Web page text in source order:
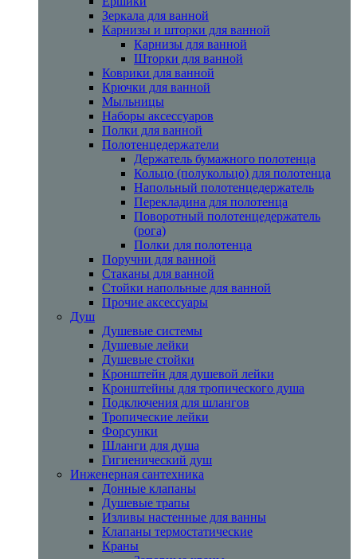
Зеркала для ванной
Карнизы и шторки для ванной
Карнизы для ванной
Шторки для ванной
Коврики для ванной
Крючки для ванной
Мыльницы
Наборы аксессуаров
Полки для ванной
Полотенцедержатели
Держатель бумажного полотенца
Кольцо (полукольцо) для полотенца
Напольный полотенцедержатель
Перекладина для полотенца
Поворотный полотенцедержатель
(рога)
Полки для полотенца
Поручни для ванной
Стаканы для ванной
Стойки напольные для ванной
Прочие аксессуары
Душ
Душевые системы
Душевые лейки
Душевые стойки
Кронштейн для душевой лейки
Кронштейны для тропического душа
Подключения для шлангов
Тропические лейки
Форсунки
Шланги для душа
Гигиенический душ
Инженерная сантехника
Донные клапаны
Душевые трапы
Изливы настенные для ванны
Клапаны термостатические
Краны